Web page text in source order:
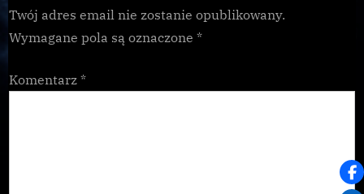
:
Twój adres email nie zostanie opublikowany.
Wymagane pola są oznaczone *
Komentarz *